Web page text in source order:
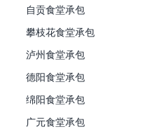
自贡食堂承包
攀枝花食堂承包
泸州食堂承包
德阳食堂承包
绵阳食堂承包
广元食堂承包